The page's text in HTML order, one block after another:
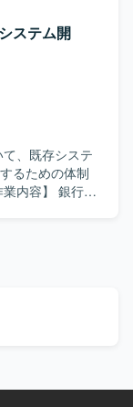
よびプロトタ
Lovable、
ながらプロト
められるた
ョンやUIモー
す。開発メン
現実的かつク
す。 【開
などのツー
ます。また、
施いただきま
求めておりま
ら、品質とユ
迎いたしま
を持つサービ
きます。
金融ドメイン
ステム開
、既存システ
るための体制
システム理解
査・設計工程